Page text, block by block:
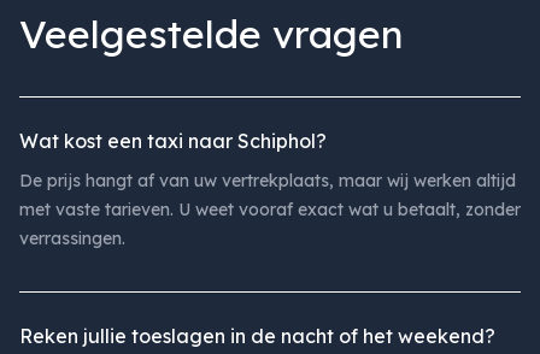
Veelgestelde vragen
Wat kost een taxi naar Schiphol?
De prijs hangt af van uw vertrekplaats, maar wij werken altijd
met vaste tarieven. U weet vooraf exact wat u betaalt, zonder
verrassingen.
Reken jullie toeslagen in de nacht of het weekend?